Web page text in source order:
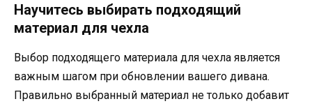
Научитесь выбирать подходящий
материал для чехла
Выбор подходящего материала для чехла является
важным шагом при обновлении вашего дивана.
Правильно выбранный материал не только добавит